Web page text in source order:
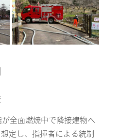
全面燃焼中で隣接建物へ
定し、指揮者による統制